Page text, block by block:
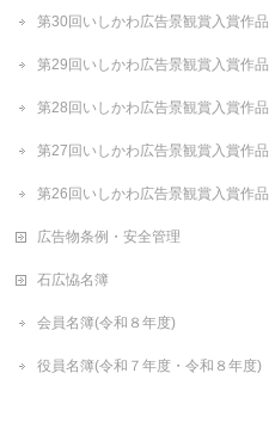
第30回いしかわ広告景観賞入賞作品
第29回いしかわ広告景観賞入賞作品
第28回いしかわ広告景観賞入賞作品
第27回いしかわ広告景観賞入賞作品
第26回いしかわ広告景観賞入賞作品
広告物条例・安全管理
石広恊名簿
会員名簿(令和８年度)
役員名簿(令和７年度・令和８年度)